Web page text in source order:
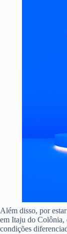
Além disso, por
em Itaju do Colônia,
condições